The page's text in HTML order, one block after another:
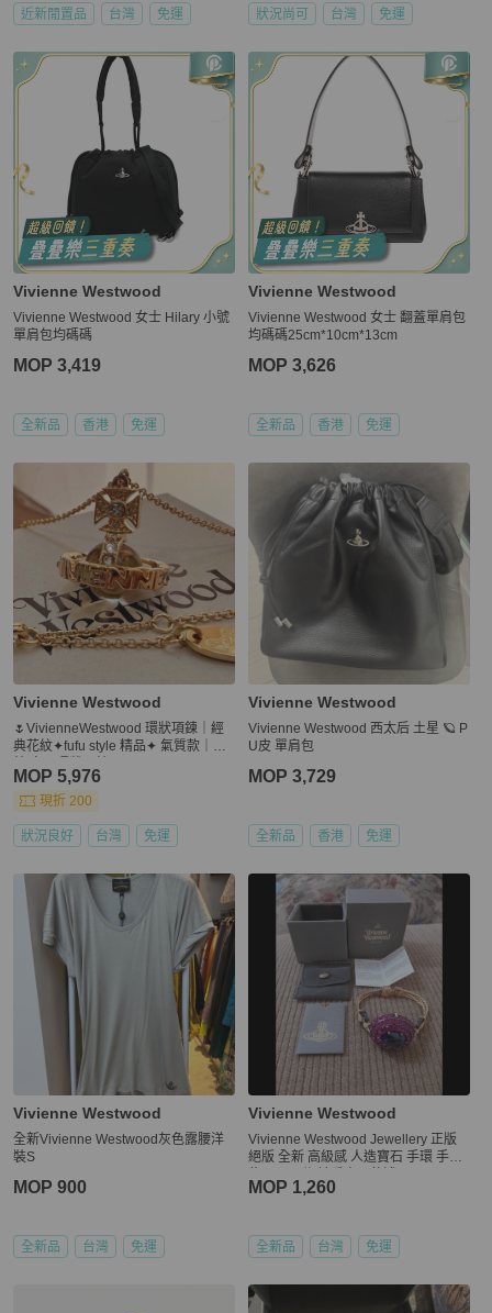
近新閒置品 台灣 免運 狀況尚可 台灣 免運
Vivienne Westwood
Vivienne Westwood 女士 Hilary 小號
單肩包均碼碼
MOP 3,419
全新品 香港 免運
Vivienne Westwood
Vivienne Westwood 女士 翻蓋單肩包
均碼碼25cm*10cm*13cm
MOP 3,626
全新品 香港 免運
Vivienne Westwood
🌷VivienneWestwood 環狀項鍊｜經
典花紋✦fufu style 精品✦ 氣質款｜項
MOP 5,976
現折 200
狀況良好 台灣 免運
Vivienne Westwood
Vivienne Westwood 西太后 土星 🪐 P
U皮 單肩包
MOP 3,729
全新品 香港 免運
Vivienne Westwood
全新Vivienne Westwood灰色露腰洋
裝S
MOP 900
全新品 台灣 免運
Vivienne Westwood
Vivienne Westwood Jewellery 正版
絕版 全新 高級感 人造寶石 手環 手圍
MOP 1,260
全新品 台灣 免運